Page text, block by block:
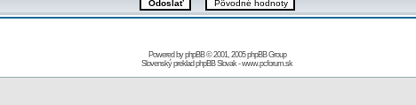
Powered byphpBB© 2001, 2005 phpBB Group
Slovenský preklad phpBB Slovak-www.pcforum.sk